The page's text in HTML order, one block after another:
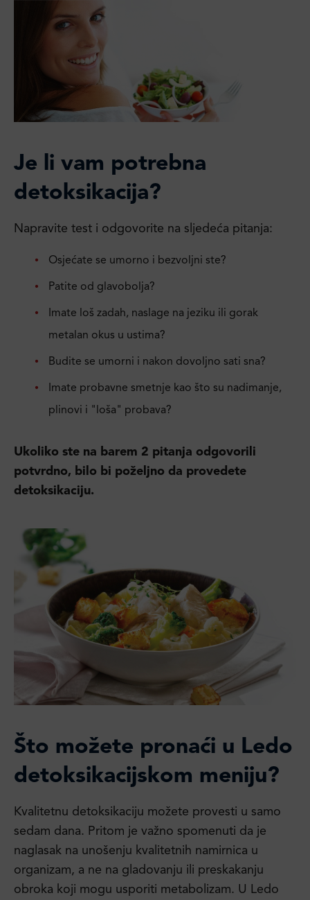
Je li vam potrebna
detoksikacija?
Napravite test i odgovorite na sljedeća pitanja:
Osjećate se umorno i bezvoljni ste?
Patite od glavobolja?
Imate loš zadah, naslage na jeziku ili gorak
metalan okus u ustima?
Budite se umorni i nakon dovoljno sati sna?
Imate probavne smetnje kao što su nadimanje,
plinovi i "loša" probava?
Ukoliko ste na barem 2 pitanja odgovorili
potvrdno, bilo bi poželjno da provedete
detoksikaciju.
Što možete pronaći u Ledo
detoksikacijskom meniju?
Kvalitetnu detoksikaciju možete provesti u samo
sedam dana. Pritom je važno spomenuti da je
naglasak na unošenju kvalitetnih namirnica u
organizam, a ne na gladovanju ili preskakanju
obroka koji mogu usporiti metabolizam. U Ledo